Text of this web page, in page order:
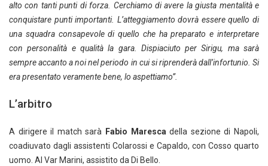
alto con tanti punti di forza. Cerchiamo di avere la giusta mentalità e
conquistare punti importanti. L’atteggiamento dovrà essere quello di
una squadra consapevole di quello che ha preparato e interpretare
con personalità e qualità la gara. Dispiaciuto per Sirigu, ma sarà
sempre accanto a noi nel periodo in cui si riprenderà dall’infortunio. Si
era presentato veramente bene, lo aspettiamo”.
L’arbitro
A dirigere il match sarà Fabio Marescadella sezione di Napoli,
coadiuvato dagli assistenti Colarossi e Capaldo, con Cosso quarto
uomo. Al Var Marini, assistito da Di Bello.